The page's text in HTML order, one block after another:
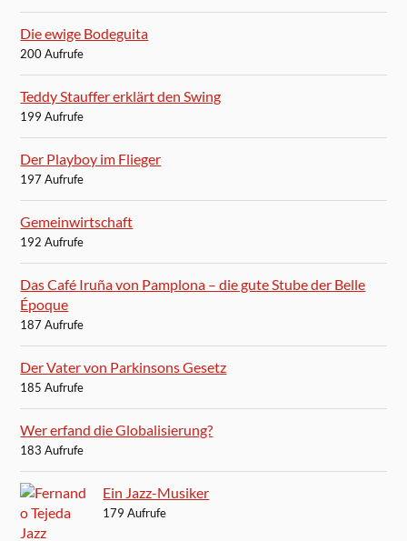
Die ewige Bodeguita
200 Aufrufe
Teddy Stauffer erklärt den Swing
199 Aufrufe
Der Playboy im Flieger
197 Aufrufe
Gemeinwirtschaft
192 Aufrufe
Das Café Iruña von Pamplona – die gute Stube der Belle
Époque
187 Aufrufe
Der Vater von Parkinsons Gesetz
185 Aufrufe
Wer erfand die Globalisierung?
183 Aufrufe
Ein Jazz-Musiker
179 Aufrufe